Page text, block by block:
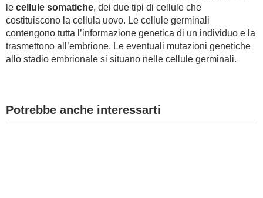
SESSO
BAMBINO
le cellule somatiche, dei due tipi di cellule che
costituiscono la cellula uovo. Le cellule germinali
contengono tutta l’informazione genetica di un individuo e la
trasmettono all’embrione. Le eventuali mutazioni genetiche
allo stadio embrionale si situano nelle cellule germinali.
Potrebbe anche interessarti